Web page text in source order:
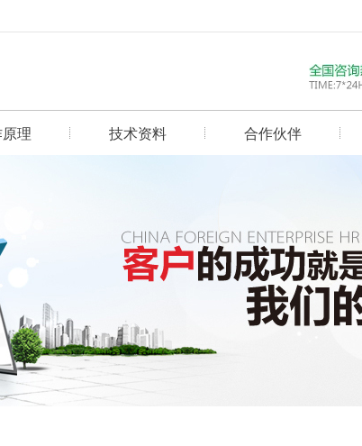
理 技术资料 合作伙伴